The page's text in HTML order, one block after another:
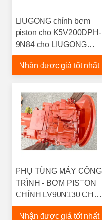
LIUGONG chính bơm
piston cho K5V200DPH-
9N84 cho LIUGONG
CLG 950 952 956 bánh
xe tải & máy đào chính
Nhận được giá tốt nhất
PHỤ TÙNG MÁY CÔNG
TRÌNH - BƠM PISTON
CHÍNH LV90N130 CHO
MÁY XÚC LIUGONG
920E, TÌNH TRẠNG
Nhận được giá tốt nhất